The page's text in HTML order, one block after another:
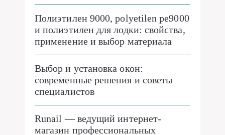
Полиэтилен 9000, polyetilen pe9000
и полиэтилен для лодки: свойства,
применение и выбор материала
Выбор и установка окон:
современные решения и советы
специалистов
Runail — ведущий интернет-
магазин профессиональных